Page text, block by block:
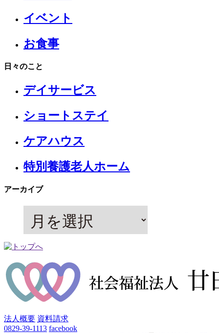
イベント
お食事
日々のこと
デイサービス
ショートステイ
ケアハウス
特別養護老人ホーム
アーカイブ
法人概要 資料請求
0829-39-1113 facebook